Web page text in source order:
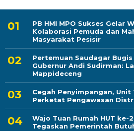
PB HMI MPO Sukses Gelar
Kolaborasi Pemuda dan
Masyarakat Pesisir
Pertemuan Saudagar Bugis
Gubernur Andi Sudirman:
Mappideceng
Cegah Penyimpangan,
Perketat Pengawasan
Wajo Tuan Rumah HUT ke-
Tegaskan Pemerintah